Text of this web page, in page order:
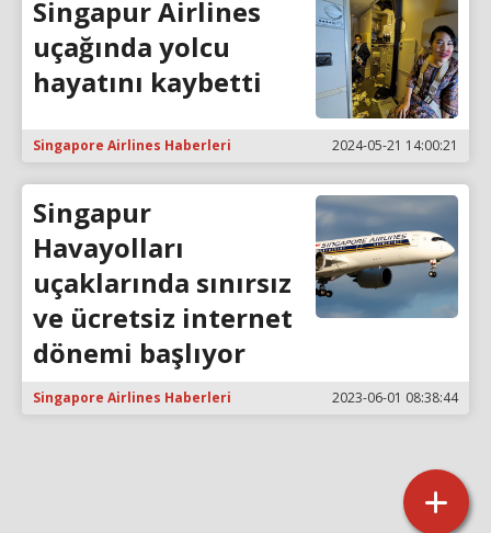
Singapur Airlines
uçağında yolcu
hayatını kaybetti
Singapore Airlines Haberleri 2024-05-21 14:00:21
Singapur
Havayolları
uçaklarında sınırsız
ve ücretsiz internet
dönemi başlıyor
Singapore Airlines Haberleri 2023-06-01 08:38:44